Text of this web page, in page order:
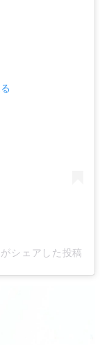
シェアした投稿